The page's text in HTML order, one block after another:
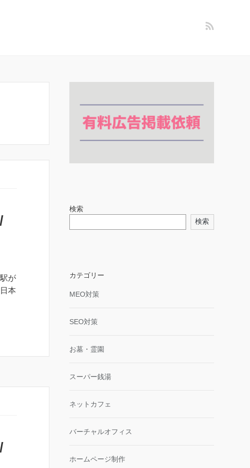
が
本
検索
検索
カテゴリー
MEO対策
SEO対策
お墓・霊園
スーパー銭湯
ネットカフェ
バーチャルオフィス
ホームページ制作